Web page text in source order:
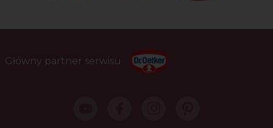
Główny partner serwisu